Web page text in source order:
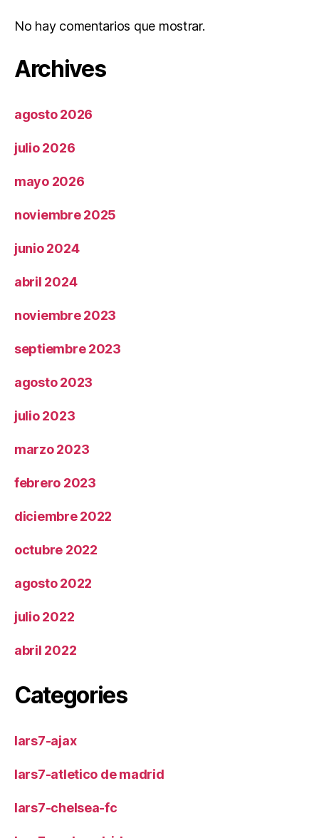
No hay comentarios que mostrar.
Archives
agosto 2026
julio 2026
mayo 2026
noviembre 2025
junio 2024
abril 2024
noviembre 2023
septiembre 2023
agosto 2023
julio 2023
marzo 2023
febrero 2023
diciembre 2022
octubre 2022
agosto 2022
julio 2022
abril 2022
Categories
lars7-ajax
lars7-atletico de madrid
lars7-chelsea-fc